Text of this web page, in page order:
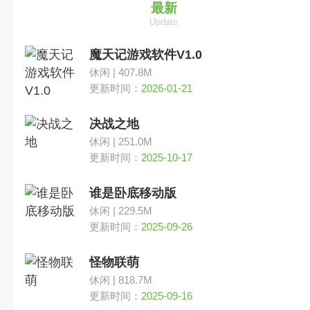
竞技
卡牌
横版
即时
MOBA
竞速
最新
Update
魔天记游戏软件V1.0
休闲 | 407.8M
更新时间： 2026-01-21
决战之地
休闲 | 251.0M
更新时间： 2025-10-17
谁是卧底移动版
休闲 | 229.5M
更新时间： 2025-09-26
怪物联萌
休闲 | 818.7M
更新时间： 2025-09-16